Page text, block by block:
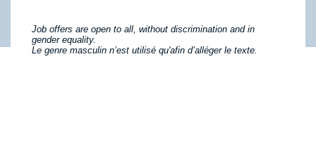
Job offers are open to all, without discrimination and in
gender equality.
Le genre masculin n’est utilisé qu'afin d’alléger le texte.